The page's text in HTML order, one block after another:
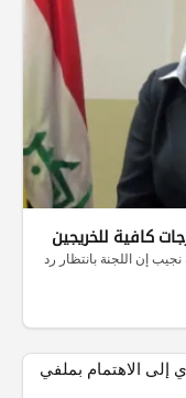
كافية للخريجين
نجيب إن اللجنة بانتظار رد